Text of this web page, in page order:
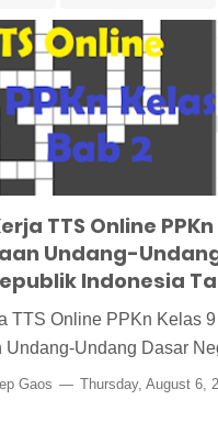
UUD UUD 1945
TTS Online
Undang-
Indonesia
TTS Online PPKn Kelas
Undang-Undang Dasar
Gaos Thursday, August 6,